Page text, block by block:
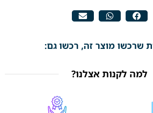
שרכשו מוצר זה, רכשו גם:
למה לקנות אצלנו?